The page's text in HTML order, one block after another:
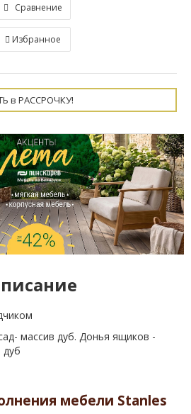
Сравнение
Избранное
в РАССРОЧКУ!
массив дуб. Донья ящиков -
мебели Stanles